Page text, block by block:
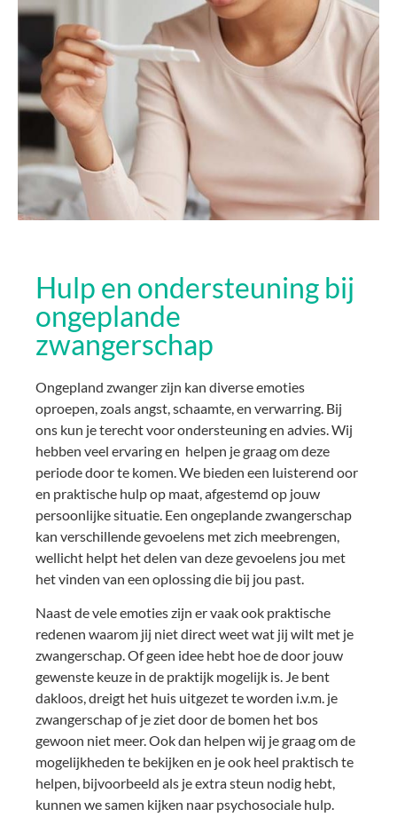
Hulp en ondersteuning bij
ongeplande
zwangerschap
Ongepland zwanger zijn kan diverse emoties
oproepen, zoals angst, schaamte, en verwarring. Bij
ons kun je terecht voor ondersteuning en advies. Wij
hebben veel ervaring en helpen je graag om deze
periode door te komen. We bieden een luisterend oor
en praktische hulp op maat, afgestemd op jouw
persoonlijke situatie. Een ongeplande zwangerschap
kan verschillende gevoelens met zich meebrengen,
wellicht helpt het delen van deze gevoelens jou met
het vinden van een oplossing die bij jou past.
Naast de vele emoties zijn er vaak ook praktische
redenen waarom jij niet direct weet wat jij wilt met je
zwangerschap. Of geen idee hebt hoe de door jouw
gewenste keuze in de praktijk mogelijk is. Je bent
dakloos, dreigt het huis uitgezet te worden i.v.m. je
zwangerschap of je ziet door de bomen het bos
gewoon niet meer. Ook dan helpen wij je graag om de
mogelijkheden te bekijken en je ook heel praktisch te
helpen, bijvoorbeeld als je extra steun nodig hebt,
kunnen we samen kijken naar psychosociale hulp.